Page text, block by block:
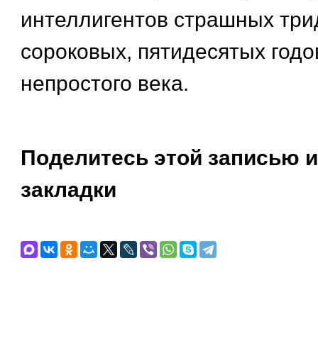
интеллигентов страшных
сороковых, пятидесятых
непростого века.
Поделитесь этой записью
закладки